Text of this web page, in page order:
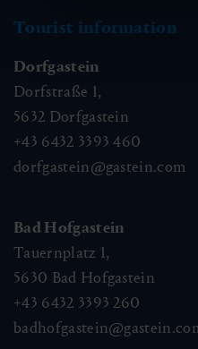
Tourist information
Dorfgastein
Dorfstraße 1,
5632 Dorfgastein
+43 6432 3393 460
dorfgastein@gastein.com
Bad Hofgastein
Tauernplatz 1,
5630 Bad Hofgastein
+43 6432 3393 260